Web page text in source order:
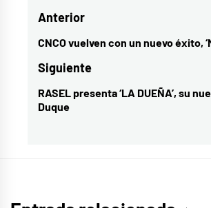
Lipa
y
Prisioner,
Navegación
de
entradas
Anterior
Entrada
anterior:
CNCO vuelven con un nuevo éxito,
Siguiente
Entrada
siguiente:
RASEL presenta ‘LA DUEÑA’, su
Duque